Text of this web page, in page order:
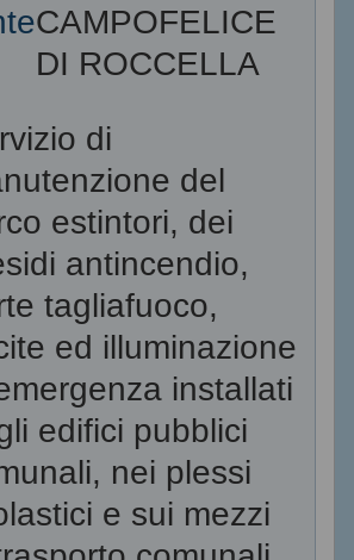
CAMPOFELICE
DI ROCCELLA
di
del
estintori, dei
antincendio,
tagliafuoco,
ed illuminazione
installati
edifici pubblici
nei plessi
e sui mezzi